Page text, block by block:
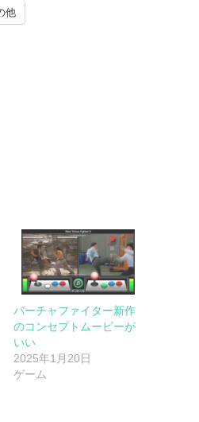
他
バーチャファイター新作
のコンセプトムービーが
いい
2025年1月20日
ゲーム